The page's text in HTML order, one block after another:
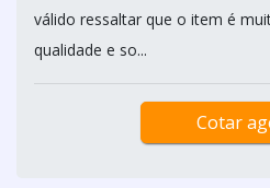
válido ressaltar que o item é
qualidade e so...
Cotar